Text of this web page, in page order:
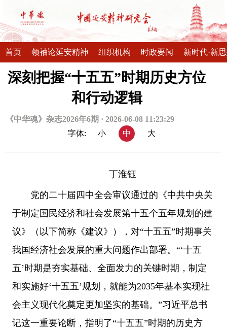
首页 领袖论延安精神 组织机构 时政要闻 新时代·新
深刻把握“十五五”时期历史方位
和行动逻辑
《中华魂》杂志2026年6期 · 2026-06-08 11:23:29
字体:
小 中 大
丁淮钰
党的二十届四中全会审议通过的《中共中央关
于制定国民经济和社会发展第十五个五年规划的建
议》（以下简称《建议》），对“十五五”时期事关
我国经济社会发展的重大问题作出部署。“‘十五
五’时期是夯实基础、全面发力的关键时期，制定
和实施好‘十五五’规划，就能为2035年基本实现社
会主义现代化奠定更加坚实的基础。”习近平总书
记这一重要论断，指明了“十五五”时期的历史方